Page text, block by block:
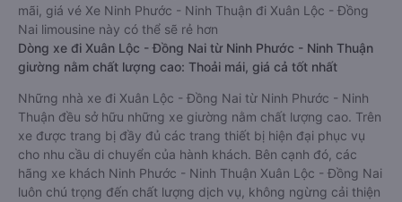
mãi, giá vé Xe Ninh Phước - Ninh Thuận đi Xuân Lộc - Đồng
Nai limousine này có thể sẽ rẻ hơn
Dòng xe đi Xuân Lộc - Đồng Nai từ Ninh Phước - Ninh Thuận
giường nằm chất lượng cao: Thoải mái, giá cả tốt nhất
Những nhà xe đi Xuân Lộc - Đồng Nai từ Ninh Phước - Ninh
Thuận đều sở hữu những xe giường nằm chất lượng cao. Trên
xe được trang bị đầy đủ các trang thiết bị hiện đại phục vụ
cho nhu cầu di chuyển của hành khách. Bên cạnh đó, các
hãng xe khách Ninh Phước - Ninh Thuận Xuân Lộc - Đồng Nai
luôn chú trọng đến chất lượng dịch vụ, không ngừng cải thiện